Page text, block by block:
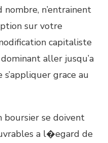
n’entrainent
sur votre
capitaliste
aller jusqu’a
grace au
boursier se doivent
a l�egard de